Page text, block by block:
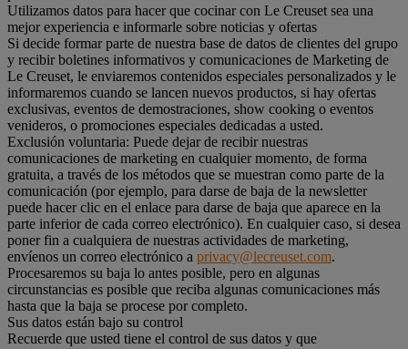
Utilizamos datos para hacer que cocinar con Le Creuset sea una
mejor experiencia e informarle sobre noticias y ofertas
Si decide formar parte de nuestra base de datos de clientes del grupo
y recibir boletines informativos y comunicaciones de Marketing de
Le Creuset, le enviaremos contenidos especiales personalizados y le
informaremos cuando se lancen nuevos productos, si hay ofertas
exclusivas, eventos de demostraciones, show cooking o eventos
venideros, o promociones especiales dedicadas a usted.
Exclusión voluntaria: Puede dejar de recibir nuestras
comunicaciones de marketing en cualquier momento, de forma
gratuita, a través de los métodos que se muestran como parte de la
comunicación (por ejemplo, para darse de baja de la newsletter
puede hacer clic en el enlace para darse de baja que aparece en la
parte inferior de cada correo electrónico). En cualquier caso, si desea
poner fin a cualquiera de nuestras actividades de marketing,
envíenos un correo electrónico a privacy@lecreuset.com.
Procesaremos su baja lo antes posible, pero en algunas
circunstancias es posible que reciba algunas comunicaciones más
hasta que la baja se procese por completo.
Sus datos están bajo su control
Recuerde que usted tiene el control de sus datos y que